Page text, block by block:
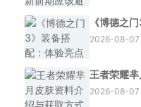
《博德之
2026-08-07
王者荣耀
2026-08-07